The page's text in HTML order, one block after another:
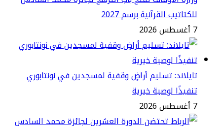
القرآنية برسم 2027
تسليم أراضٍ وقفية لمسجدين في نونتابوري
لوصية خيرية